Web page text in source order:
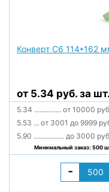
Конверт С6 114*162
от 5.34 руб. за шт.
5.34 ............... от 10000
5.53 ... от 3001 до 9999
5.90 ................. до 3000
Минимальный заказ: 500
-